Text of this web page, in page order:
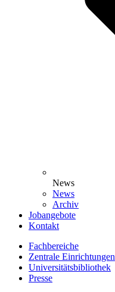
News
News
Archiv
Jobangebote
Kontakt
Fachbereiche
Zentrale Einrichtungen
Universitätsbibliothek
Presse